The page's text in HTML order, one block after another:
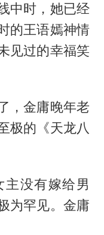
中时，她已经
的王语嫣神情
见过的幸福笑
，金庸晚年老
极的《天龙八
没有嫁给男
为罕见。金庸